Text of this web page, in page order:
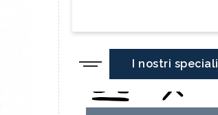
I nostri speciali